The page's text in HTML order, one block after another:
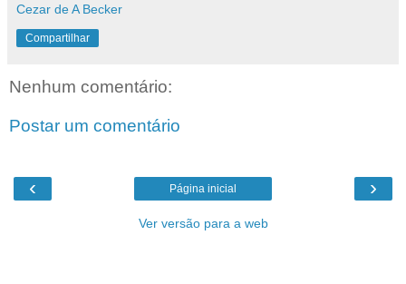
Cezar de A Becker
Compartilhar
Nenhum comentário:
Postar um comentário
‹ ›
Página inicial
Ver versão para a web